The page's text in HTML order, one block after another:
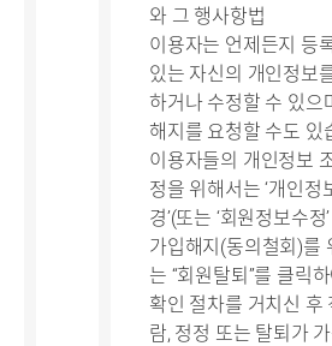
와 그 행사항법
이용자는 언제든지 등
있는 자신의 개인정보
하거나 수정할 수 있으
해지를 요청할 수도 있
이용자들의 개인정보
정을 위해서는 ‘개인정
경’(또는 ‘회원정보수정
가입해지(동의철회)를
는 “회원탈퇴”를 클릭
확인 절차를 거치신 후
람, 정정 또는 탈퇴가